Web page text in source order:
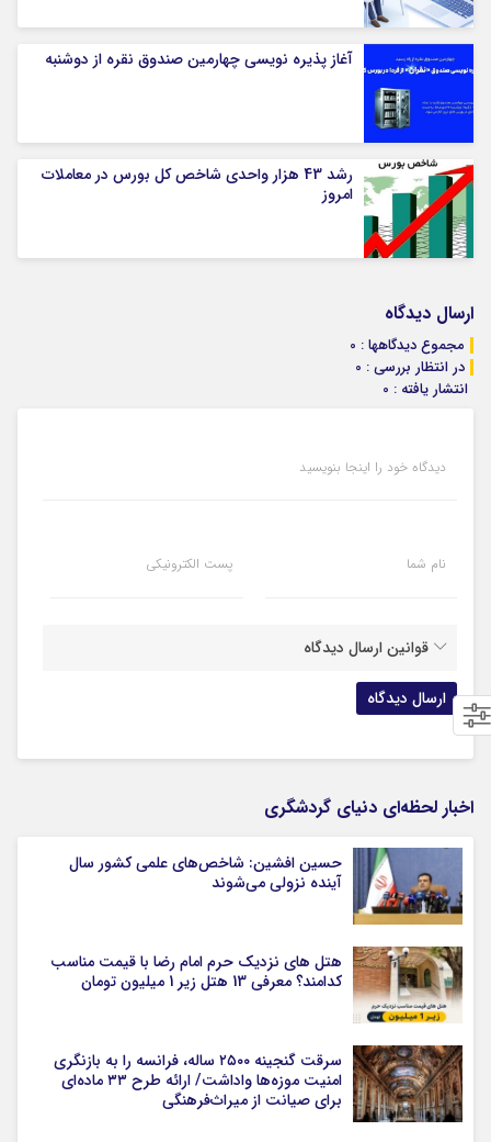
آغاز پذیره نویسی چهارمین صندوق نقره از دوشنبه
رشد 43 هزار واحدی شاخص کل بورس در معاملات
امروز
ارسال دیدگاه
مجموع دیدگاهها : 0
در انتظار بررسی : 0
انتشار یافته : 0
دیدگاه خود را اینجا بنویسید
نام شما پست الکترونیکی
قوانین ارسال دیدگاه
اخبار لحظه‌ای دنیای گردشگری
حسین افشین: شاخص‌های علمی کشور سال
آینده نزولی می‌شوند
هتل های نزدیک حرم امام رضا با قیمت مناسب
کدامند؟ معرفی 13 هتل زیر 1 میلیون تومان
سرقت گنجینه ۲۵۰۰ ساله، فرانسه را به بازنگری
امنیت موزه‌ها واداشت/ ارائه طرح ۳۳ ماده‌ای
برای صیانت از میراث‌فرهنگی